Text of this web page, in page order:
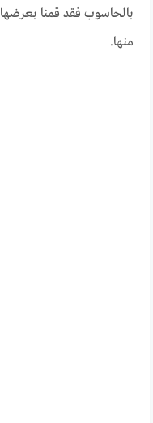
بالحاسوب فقد قمنا
منها.